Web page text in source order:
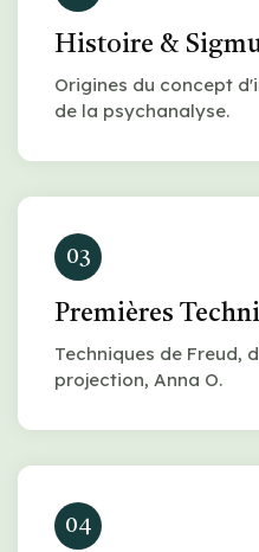
Histoire &
Origines du concept
de la psychanalyse.
03
Premières
Techniques de Freud,
projection, Anna O.
04